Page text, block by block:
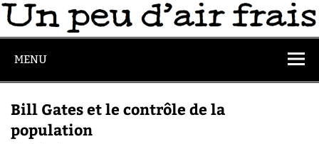
MENU
Bill Gates et le contrôle de la
population